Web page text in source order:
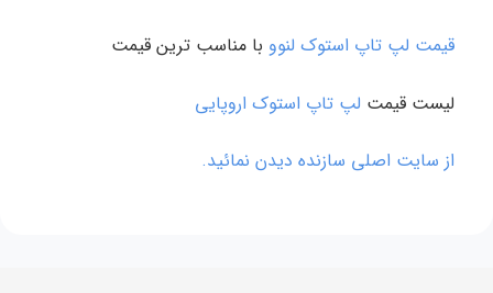
قیمت لپ تاپ استوک لنوو با مناسب ترین قیمت
لیست قیمت لپ تاپ استوک اروپایی
از سایت اصلی سازنده دیدن نمائید.